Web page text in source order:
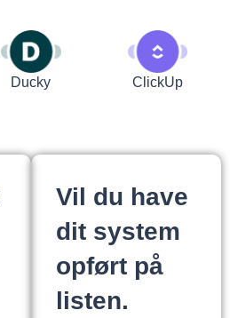
Ducky ClickUp
Vil du have
dit system
opført på
listen.